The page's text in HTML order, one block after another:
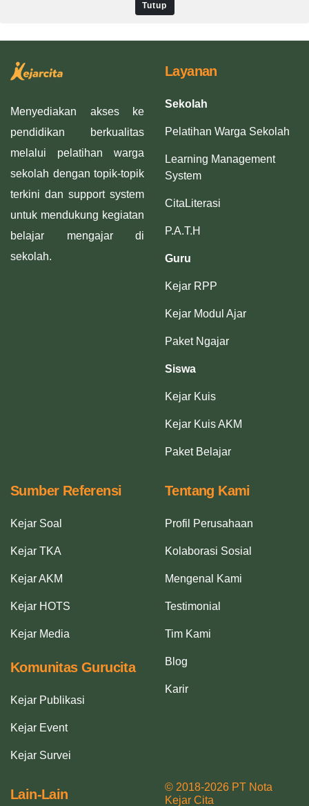
Tutup
Menyediakan akses ke
pendidikan berkualitas
melalui pelatihan warga
sekolah dengan topik-topik
terkini dan support system
untuk mendukung kegiatan
belajar mengajar di
sekolah.
Layanan
Sekolah
Pelatihan Warga Sekolah
Learning Management
System
CitaLiterasi
P.A.T.H
Guru
Kejar RPP
Kejar Modul Ajar
Paket Ngajar
Siswa
Kejar Kuis
Kejar Kuis AKM
Paket Belajar
Sumber Referensi
Kejar Soal
Kejar TKA
Kejar AKM
Kejar HOTS
Kejar Media
Komunitas Gurucita
Kejar Publikasi
Kejar Event
Kejar Survei
Tentang Kami
Profil Perusahaan
Kolaborasi Sosial
Mengenal Kami
Testimonial
Tim Kami
Blog
Karir
Lain-Lain
© 2018-2026 PT Nota
Kejar Cita